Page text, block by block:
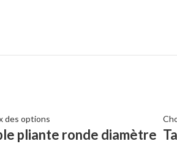
des options
pliante ronde diamètre